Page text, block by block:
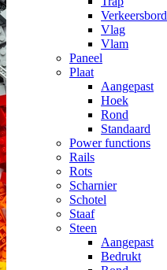
Verkeersbord
Vlag
Vlam
Paneel
Plaat
Aangepast
Hoek
Rond
Standaard
Power functions
Rails
Rots
Scharnier
Schotel
Staaf
Steen
Aangepast
Bedrukt